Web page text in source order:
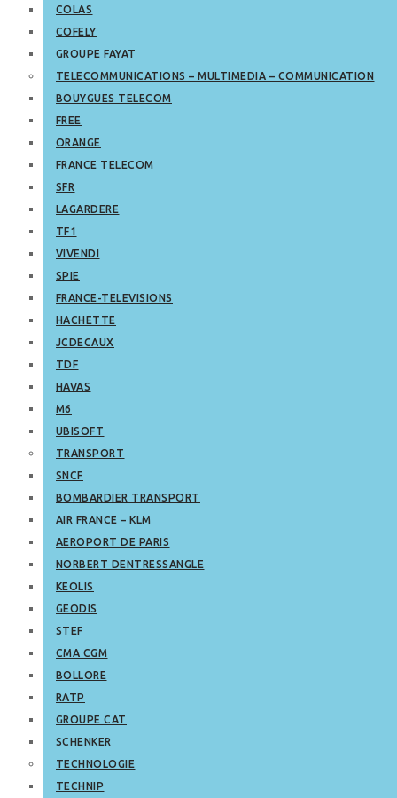
COLAS
COFELY
GROUPE FAYAT
TELECOMMUNICATIONS – MULTIMEDIA – COMMUNICATION
BOUYGUES TELECOM
FREE
ORANGE
FRANCE TELECOM
SFR
LAGARDERE
TF1
VIVENDI
SPIE
FRANCE-TELEVISIONS
HACHETTE
JCDECAUX
TDF
HAVAS
M6
UBISOFT
TRANSPORT
SNCF
BOMBARDIER TRANSPORT
AIR FRANCE – KLM
AEROPORT DE PARIS
NORBERT DENTRESSANGLE
KEOLIS
GEODIS
STEF
CMA CGM
BOLLORE
RATP
GROUPE CAT
SCHENKER
TECHNOLOGIE
TECHNIP